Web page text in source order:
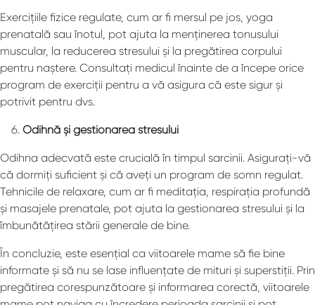
Exercițiile fizice regulate, cum ar fi mersul pe jos, yoga
prenatală sau înotul, pot ajuta la menținerea tonusului
muscular, la reducerea stresului și la pregătirea corpului
pentru naștere. Consultați medicul înainte de a începe orice
program de exerciții pentru a vă asigura că este sigur și
potrivit pentru dvs.
Odihnă și gestionarea stresului
Odihna adecvată este crucială în timpul sarcinii. Asigurați-vă
că dormiți suficient și că aveți un program de somn regulat.
Tehnicile de relaxare, cum ar fi meditația, respirația profundă
și masajele prenatale, pot ajuta la gestionarea stresului și la
îmbunătățirea stării generale de bine.
În concluzie, este esențial ca viitoarele mame să fie bine
informate și să nu se lase influențate de mituri și superstiții. Prin
pregătirea corespunzătoare și informarea corectă, viitoarele